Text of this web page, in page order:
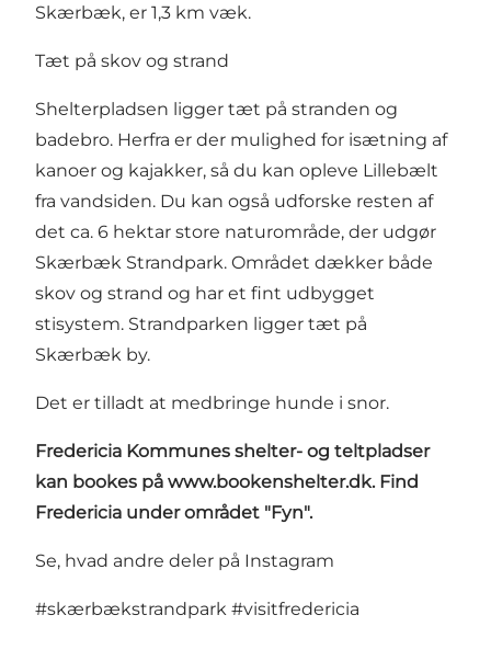
Skærbæk, er 1,3 km væk.
Tæt på skov og strand
Shelterpladsen ligger tæt på stranden og
badebro. Herfra er der mulighed for isætning af
kanoer og kajakker, så du kan opleve Lillebælt
fra vandsiden. Du kan også udforske resten af
det ca. 6 hektar store naturområde, der udgør
Skærbæk Strandpark. Området dækker både
skov og strand og har et fint udbygget
stisystem. Strandparken ligger tæt på
Skærbæk by.
Det er tilladt at medbringe hunde i snor.
Fredericia Kommunes shelter- og teltpladser
kan bookes på www.bookenshelter.dk. Find
Fredericia under området "Fyn".
Se, hvad andre deler på Instagram
#skærbækstrandpark #visitfredericia